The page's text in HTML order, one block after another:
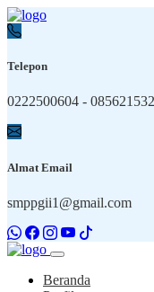
Telepon
0222500604 -
Almat Email
smppgii1@gmail.com
Beranda